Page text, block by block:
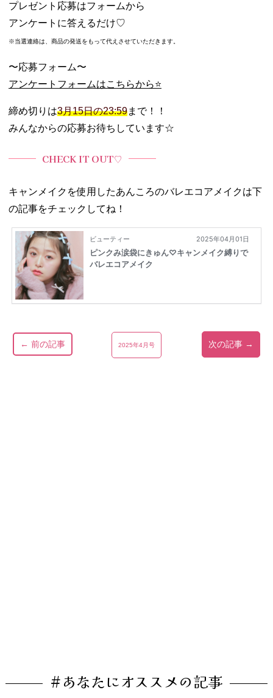
プレゼント応募はフォームから
アンケートに答えるだけ♡
※当選連絡は、商品の発送をもって代えさせていただきます。
〜応募フォーム〜
アンケートフォームはこちらから⭐️
締め切りは3月15日の23:59まで！！
みんなからの応募お待ちしています☆
CHECK IT OUT♡
キャンメイクを使用したあんころのバレエコアメイクは下
の記事をチェックしてね！
← 前の記事 2025年4月号 次の記事 →
#あなたにオススメの記事